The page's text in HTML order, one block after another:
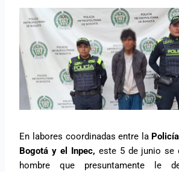
En labores coordinadas entre la
Bogotá y el Inpec, este 5 de junio se
hombre que presuntamente le